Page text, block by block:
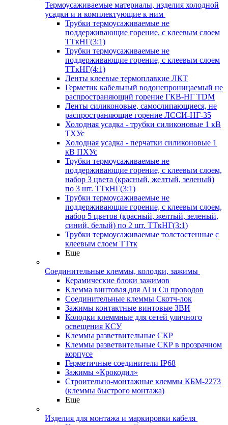
Термоусаживаемые материалы, изделия холодной
усадки и и комплектующие к ним
Трубки термоусаживаемые не
поддерживающие горение, с клеевым слоем
ТТкНГ(3:1)
Трубки термоусаживаемые не
поддерживающие горение, с клеевым слоем
ТТкНГ(4:1)
Ленты клеевые термоплавкие ЛКТ
Герметик кабельный водонепроницаемый не
распространяющий горение ГКВ-НГ TDM
Ленты силиконовые, самослипающиеся, не
распространяющие горение ЛССИ-НГ-35
Холодная усадка - трубки силиконовые 1 кВ
ТХУс
Холодная усадка - перчатки силиконовые 1
кВ ПХУс
Трубки термоусаживаемые не
поддерживающие горение, с клеевым слоем,
набор 3 цвета (красный, желтый, зеленый)
по 3 шт. ТТкНГ(3:1)
Трубки термоусаживаемые не
поддерживающие горение, с клеевым слоем,
набор 5 цветов (красный, желтый, зеленый,
синий, белый) по 2 шт. ТТкНГ(3:1)
Трубки термоусаживаемые толстостенные с
клеевым слоем ТТтк
Еще
Соединительные клеммы, колодки, зажимы
Керамические блоки зажимов
Клемма винтовая для Al и Cu проводов
Соединительные клеммы Скотч-лок
Зажимы контактные винтовые ЗВИ
Колодки клеммные для сетей уличного
освещения КСУ
Клеммы разветвительные СКР
Клеммы разветвительные СКР в прозрачном
корпусе
Герметичные соединители IP68
Зажимы «Крокодил»
Строительно-монтажные клеммы КБМ-2273
(клеммы быстрого монтажа)
Еще
Изделия для монтажа и маркировки кабеля